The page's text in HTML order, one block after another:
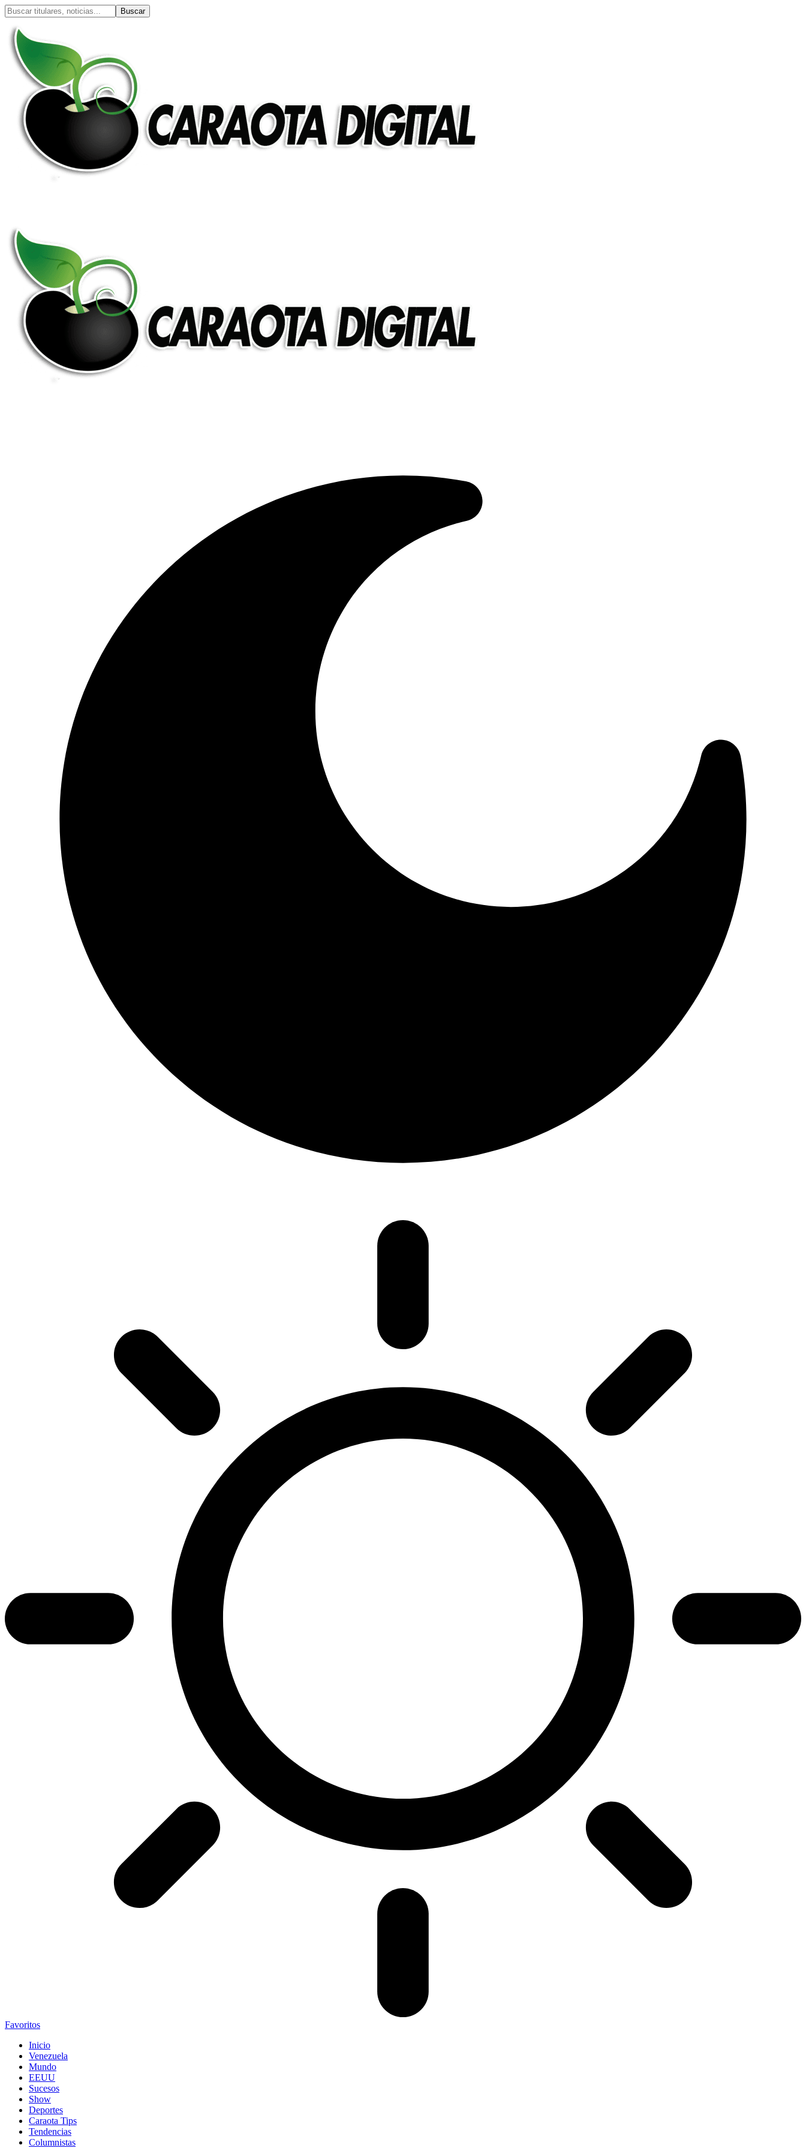
Favoritos
Inicio
Venezuela
Mundo
EEUU
Sucesos
Show
Deportes
Caraota Tips
Tendencias
Columnistas